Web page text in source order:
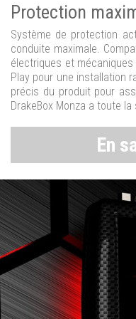
Protection
Système de protection
conduite maximale.
électriques et
Play pour une installation
précis du produit pour
DrakeBox Monza a toute
En